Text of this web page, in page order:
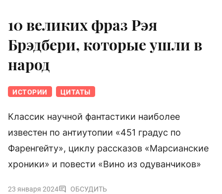
10 великих фраз Рэя
Брэдбери, которые ушли в
народ
ИСТОРИИ ЦИТАТЫ
Классик научной фантастики наиболее
известен по антиутопии «451 градус по
Фаренгейту», циклу рассказов «Марсианские
хроники» и повести «Вино из одуванчиков»
23 января 2024 ОБСУДИТЬ